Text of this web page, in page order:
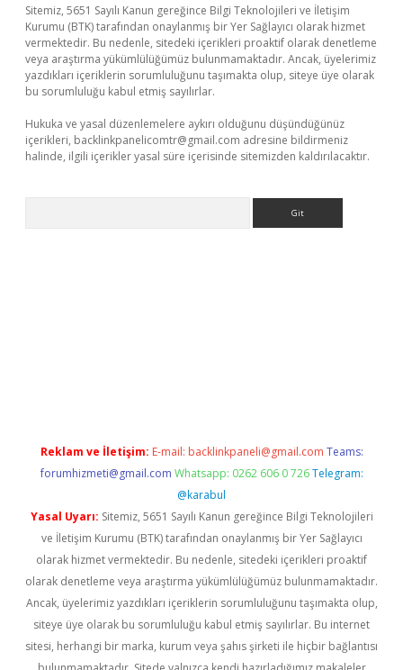
Sitemiz, 5651 Sayılı Kanun gereğince Bilgi Teknolojileri ve İletişim
Kurumu (BTK) tarafından onaylanmış bir Yer Sağlayıcı olarak hizmet
vermektedir. Bu nedenle, sitedeki içerikleri proaktif olarak denetleme
veya araştırma yükümlülüğümüz bulunmamaktadır. Ancak, üyelerimiz
yazdıkları içeriklerin sorumluluğunu taşımakta olup, siteye üye olarak
bu sorumluluğu kabul etmiş sayılırlar.
Hukuka ve yasal düzenlemelere aykırı olduğunu düşündüğünüz
içerikleri, backlinkpanelicomtr@gmail.com adresine bildirmeniz
halinde, ilgili içerikler yasal süre içerisinde sitemizden kaldırılacaktır.
Reklam ve İletişim: E-mail: backlinkpaneli@gmail.com Teams:
forumhizmeti@gmail.com Whatsapp: 0262 606 0 726 Telegram:
@karabul
Yasal Uyarı: Sitemiz, 5651 Sayılı Kanun gereğince Bilgi Teknolojileri
ve İletişim Kurumu (BTK) tarafından onaylanmış bir Yer Sağlayıcı
olarak hizmet vermektedir. Bu nedenle, sitedeki içerikleri proaktif
olarak denetleme veya araştırma yükümlülüğümüz bulunmamaktadır.
Ancak, üyelerimiz yazdıkları içeriklerin sorumluluğunu taşımakta olup,
siteye üye olarak bu sorumluluğu kabul etmiş sayılırlar. Bu internet
sitesi, herhangi bir marka, kurum veya şahıs şirketi ile hiçbir bağlantısı